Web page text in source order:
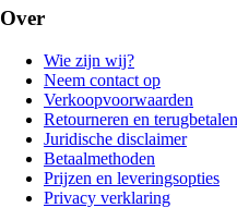
Over
Wie zijn wij?
Neem contact op
Verkoopvoorwaarden
Retourneren en terugbetalen
Juridische disclaimer
Betaalmethoden
Prijzen en leveringsopties
Privacy verklaring